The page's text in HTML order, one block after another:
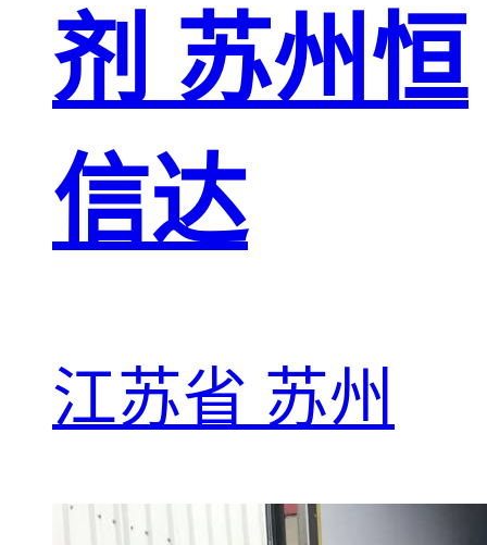
剂 苏州恒
信达
江苏省 苏州